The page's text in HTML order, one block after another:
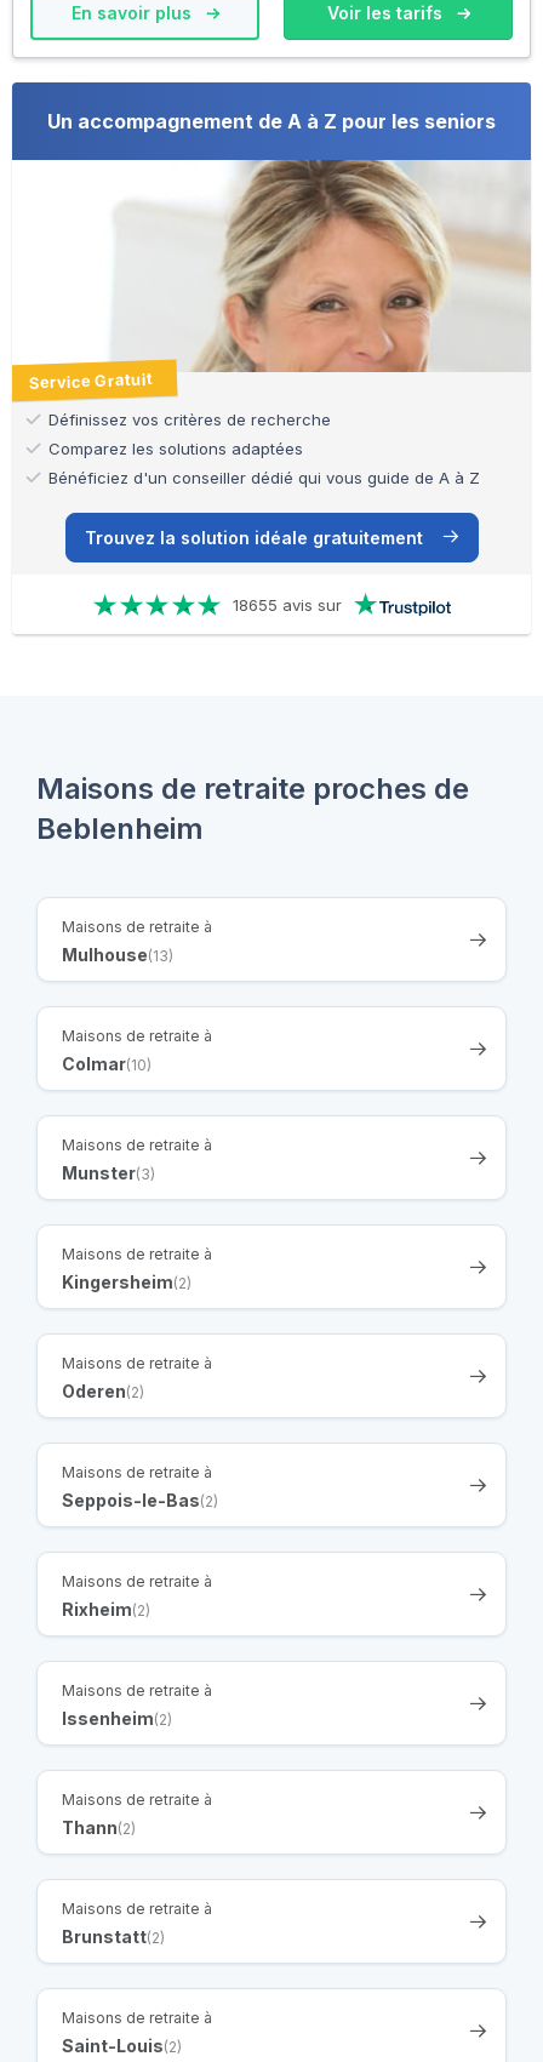
En savoir plus Voir les tarifs
Un accompagnement de A à Z pour les seniors
Service Gratuit
Définissez vos critères de recherche
Comparez les solutions adaptées
Bénéficiez d'un conseiller dédié qui vous guide de A à Z
Trouvez la solution idéale gratuitement
18655 avis sur
Maisons de retraite proches de
Beblenheim
Maisons de retraite à
Mulhouse(13)
Maisons de retraite à
Colmar(10)
Maisons de retraite à
Munster(3)
Maisons de retraite à
Kingersheim(2)
Maisons de retraite à
Oderen(2)
Maisons de retraite à
Seppois-le-Bas(2)
Maisons de retraite à
Rixheim(2)
Maisons de retraite à
Issenheim(2)
Maisons de retraite à
Thann(2)
Maisons de retraite à
Brunstatt(2)
Maisons de retraite à
Saint-Louis(2)